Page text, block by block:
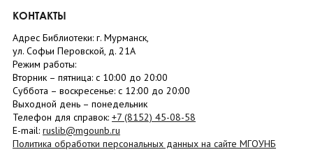
КОНТАКТЫ
Адрес Библиотеки: г. Мурманск,
ул. Софьи Перовской, д. 21А
Режим работы:
Вторник – пятница: с 10:00 до 20:00
Суббота – воскресенье: c 12:00 до 20:00
Выходной день – понедельник
Телефон для справок: +7 (8152) 45-08-58
E-mail: ruslib@mgounb.ru
Политика обработки персональных данных на сайте МГОУНБ